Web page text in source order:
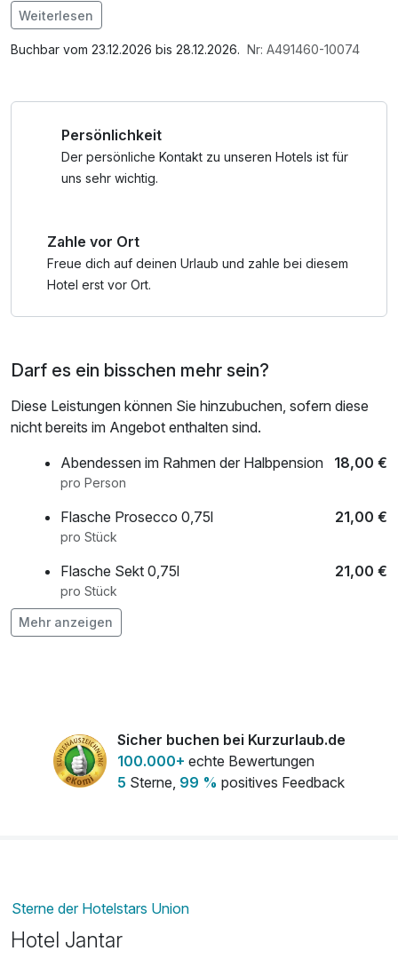
Erwachsener angegeben werden. Bitte tragen Sie die
Kinder mit Name und Alter im Bemerkungsfeld ein und
achten Sie auf die Vorgabe der Zimmerbelegung.
Gönnen Sie sich einen Moment der Entspannung und
genießen Sie die magische Weihnachtszeit im Jantar Hotel
am Meer.
Weihnachtsschmuck, Verzieren von Lebkuchenmännern,
Schmücken des Weihnachtsbaums, Spiele mit der
Schneeflocke, eine Filmvorführung für die Kleinsten
Im Angebot enthalten
Saunabenutzung, Saunatuch, Nutzung des
Weiterlesen
Buchbar vom 23.12.2026 bis 28.12.2026. Nr: A491460-10074
Persönlichkeit
Der persönliche Kontakt zu unseren Hotels ist für
uns sehr wichtig.
Zahle vor Ort
Freue dich auf deinen Urlaub und zahle bei diesem
Hotel erst vor Ort.
Darf es ein bisschen mehr sein?
Diese Leistungen können Sie hinzubuchen, sofern diese
nicht bereits im Angebot enthalten sind.
Abendessen im Rahmen der Halbpension
18,00 €
pro Person
Flasche Prosecco 0,75l 21,00 €
pro Stück
Flasche Sekt 0,75l 21,00 €
pro Stück
Flasche Wein 0,75l
Frühstück aufs Zimmer
pro Person
Obstkorb
pro Zimmer
Mehr anzeigen
Sicher buchen bei Kurzurlaub.de
100.000+ echte Bewertungen
5 Sterne, 99 % positives Feedback
Sterne der Hotelstars Union
Hotel Jantar